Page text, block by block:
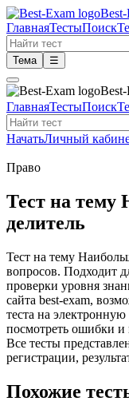
ГлавнаяТестыПоиск
Тема
☰
ГлавнаяТестыПоиск
НачатьЛичный
Право
Тест на
делитель
Тест на тему
вопросов. Подходит
проверки уровня
сайта best-exam,
теста на
посмотреть ошибки и
Все тесты
регистрации,
Похожие